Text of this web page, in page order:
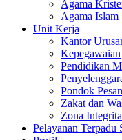
Agama
Agama Islam
Unit Kerja
Kantor
Kepegawaian
Pendidikan
Pondok
Zakat dan
Zona
Pelayanan Terpadu